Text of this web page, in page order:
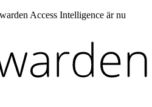
Access Intelligence är nu